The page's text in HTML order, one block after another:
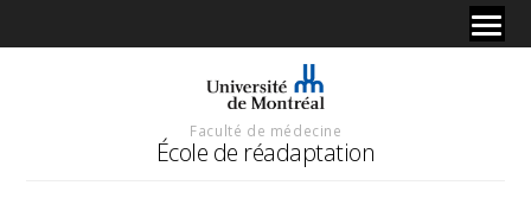
Faculté de médecine
École de réadaptation